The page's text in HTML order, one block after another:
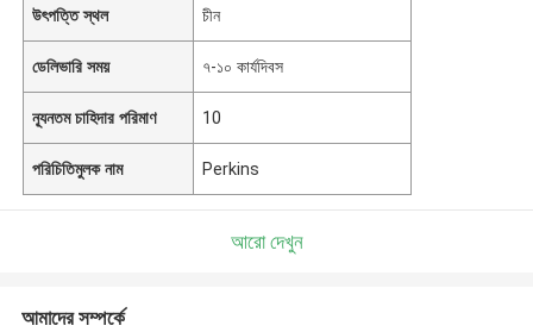
উৎপত্তি স্থল চীন
ডেলিভারি সময় ৭-১০ কার্যদিবস
ন্যূনতম চাহিদার পরিমাণ 10
পরিচিতিমুলক নাম Perkins
আরো দেখুন
আমাদের সম্পর্কে